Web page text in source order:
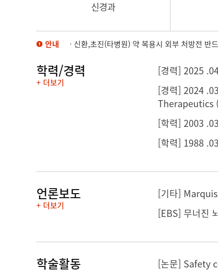
신경과
안내 ㆍ신환,초진(타병원) 약 복용시 외부 처방전 반
학력/경력
+ 더보기
[경력] 2025
[경력] 2024
Therapeutics
[학력] 2003
[학력] 1988
언론보도
+ 더보기
[기타]
[EBS] 무너진
학술활동